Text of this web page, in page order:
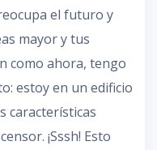
el futuro y
mayor y tus
como ahora, tengo
estoy en un edificio
características
¡Sssh! Esto